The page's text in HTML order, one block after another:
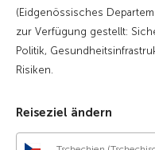
(Eidgenössisches
zur Verfügung gestellt:
Politik,
Risiken.
Reiseziel ändern